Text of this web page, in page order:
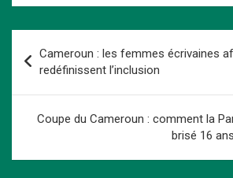
ce
o
o
k
st
d
o
n
ail er
es
t
at
s
A
p
p
n
de
l’article
Cameroun : les femmes écrivaines
redéfinissent l’inclusion
Coupe du Cameroun : comment la
brisé 16